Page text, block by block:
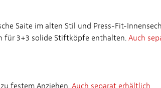
Saite im alten Stil und Press-Fit-
für 3+3 solide Stiftköpfe enthalten.Auch